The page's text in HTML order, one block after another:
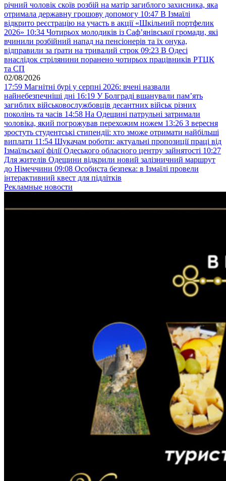
річний чоловік скоїв розбій на матір загиблого захисника, яка
отримала державну грошову допомогу 10:47 В Ізмаїлі
відкрито реєстрацію на участь в акції «Шкільний портфелик
2026» 10:34 Чотирьох молодиків із Саф’янівської громади, які
вчинили розбійний напад на пенсіонерів та їх онука,
відправили за ґрати на тривалий строк 09:23 В Одесі
внаслідок стрілянини поранено чотирьох працівників РТЦК
та СП
02/08/2026
17:59 Магнітні бурі у серпні 2026: вчені назвали
найнебезпечніші дні 16:19 У Болграді вшанували пам’ять
загиблих військовослужбовців десантних військ різних
поколінь та часів 14:58 На Одещині патрульні затримали
чоловіка, який погрожував перехожим ножем 13:26 З вересня
зростуть студентські стипендії: хто зможе отримати найбільші
виплати 11:54 Шукачам роботи: актуальні пропозиції праці від
Ізмаїльської філії Одеського обласного центру зайнятості 10:27
Для жителів Одещини відкрили новий залізничний маршрут
до Німеччини 09:08 Особиста безпека: в Ізмаїлі провели
інтерактивний квест для підлітків
Рекламные новости